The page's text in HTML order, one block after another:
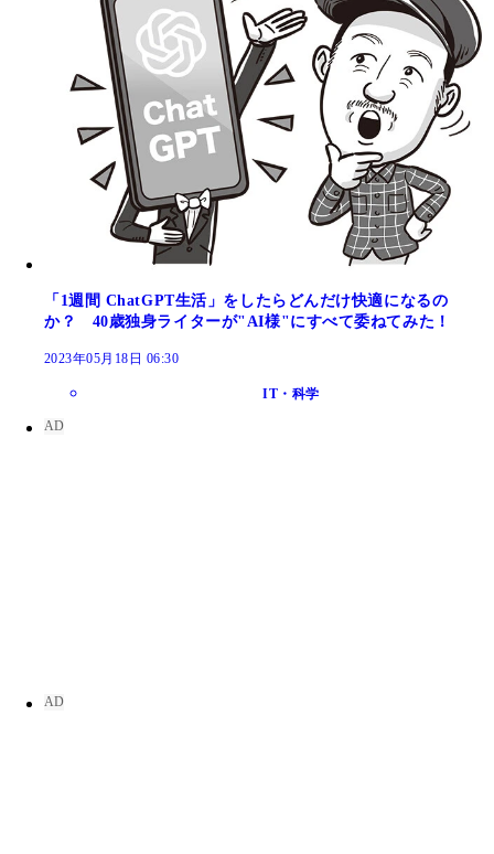
「1週間 ChatGPT生活」をしたらどんだけ快適になるの
か？ 40歳独身ライターが"AI様"にすべて委ねてみた！
2023年05月18日 06:30
IT・科学